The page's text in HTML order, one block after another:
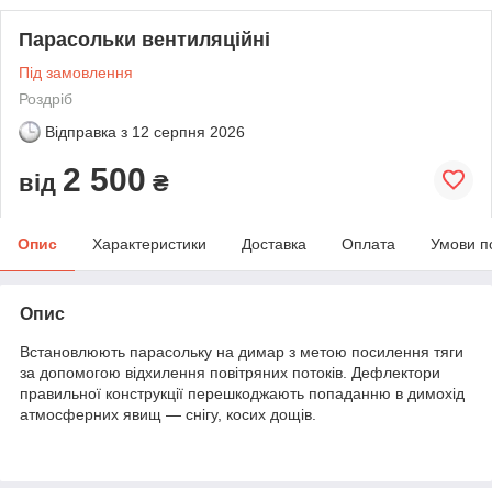
Парасольки вентиляційні
Під замовлення
Роздріб
Відправка з 12 серпня 2026
від 2 500 ₴
Опис Характеристики Доставка Оплата Умови
Опис
Встановлюють парасольку на димар з метою посилення тяги
за допомогою відхилення повітряних потоків. Дефлектори
правильної конструкції перешкоджають попаданню в димохід
атмосферних явищ — снігу, косих дощів.